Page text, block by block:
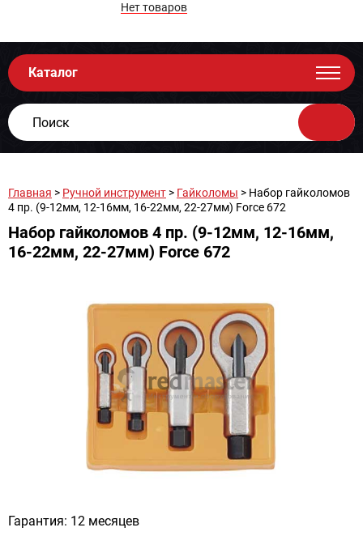
Нет товаров
Каталог
Главная > Ручной инструмент > Гайколомы > Набор гайколомов
4 пр. (9-12мм, 12-16мм, 16-22мм, 22-27мм) Force 672
Набор гайколомов 4 пр. (9-12мм, 12-16мм,
16-22мм, 22-27мм) Force 672
Гарантия: 12 месяцев